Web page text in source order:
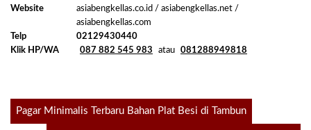
Website
asiabengkellas.co.id / asiabengkellas.net /
asiabengkellas.com
Telp
02129430440
Klik HP/WA
087 882 545 983 atau 081288949818
Post
Pagar Minimalis Terbaru Bahan Plat Besi di Tambun